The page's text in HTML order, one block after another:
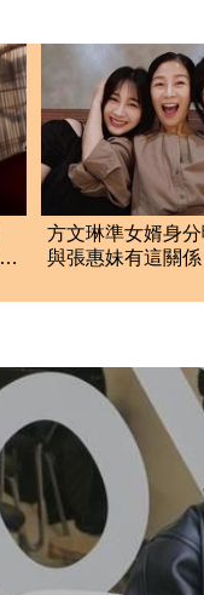
方文琳準女婿身
與張惠妹有這關